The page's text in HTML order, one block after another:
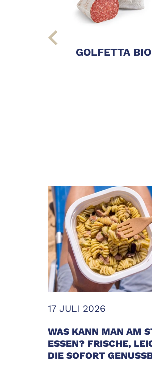
GOLFETTA BIO
17 JULI 2026
WAS KANN MAN AM
ESSEN? FRISCHE,
DIE SOFORT